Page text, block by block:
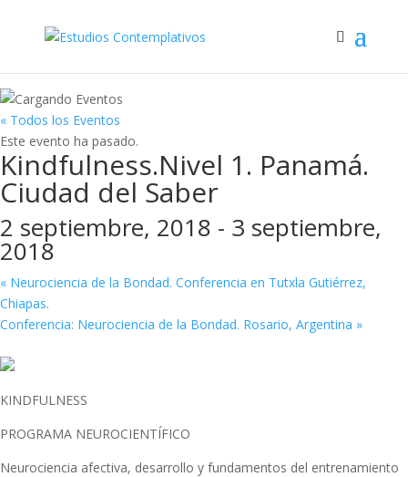
« Todos los Eventos
Este evento ha pasado.
Kindfulness.Nivel 1. Panamá.
Ciudad del Saber
2 septiembre, 2018 - 3 septiembre,
2018
« Neurociencia de la Bondad. Conferencia en Tutxla Gutiérrez,
Chiapas.
Conferencia: Neurociencia de la Bondad. Rosario, Argentina »
KINDFULNESS
PROGRAMA NEUROCIENTÍFICO
Neurociencia afectiva, desarrollo y fundamentos del entrenamiento